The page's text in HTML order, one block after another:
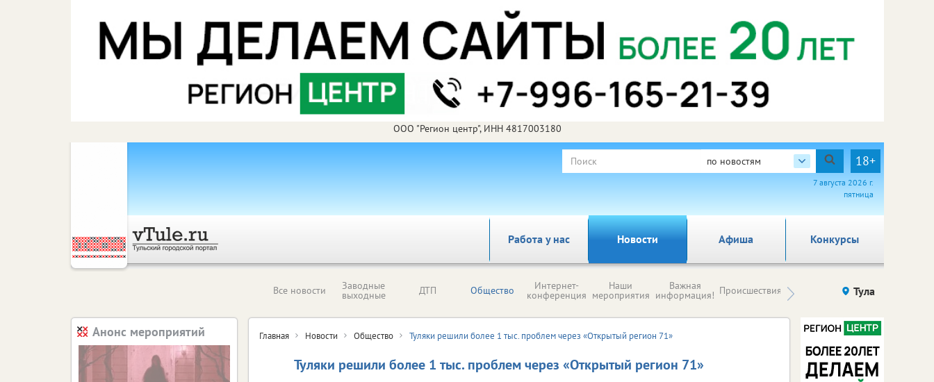
ООО "Регион центр", ИНН 4817003180
по новостям 18+
7 августа 2026 г.
пятница
Работа у нас Новости Афиша Конкурсы
Все новости Заводные
выходные ДТП Общество Интернет-
конференция
Наши
мероприятия
Важная
информация! Происшествия Здоровье компаний (на
Тула
Главная Новости Общество Туляки решили более 1 тыс. проблем через «Открытый регион 71»
Туляки решили более 1 тыс. проблем через «Открытый регион 71»
Анонс мероприятий